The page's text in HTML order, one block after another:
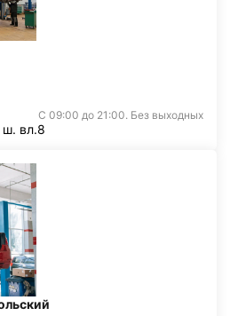
С 09:00 до 21:00. Без выходных
ш. вл.8